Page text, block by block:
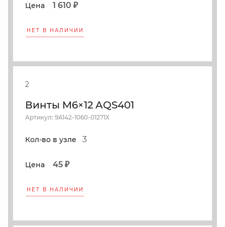
Цена 1 610 ₽
НЕТ В НАЛИЧИИ
2
Винты M6×12 AQS401
Артикул: 9A142-1060-01271X
Кол-во в узле 3
Цена 45 ₽
НЕТ В НАЛИЧИИ